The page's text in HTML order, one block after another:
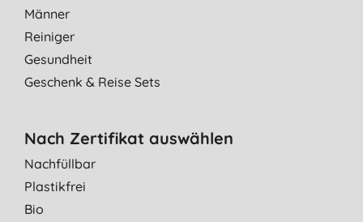
Männer
Reiniger
Gesundheit
Geschenk & Reise Sets
Nach Zertifikat auswählen
Nachfüllbar
Plastikfrei
Bio